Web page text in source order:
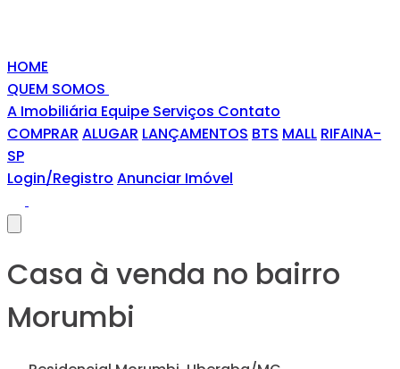
HOME
QUEM SOMOS
A Imobiliária Equipe Serviços Contato
COMPRAR ALUGAR LANÇAMENTOS BTS MALL RIFAINA-
SP
Login/Registro Anunciar Imóvel
Casa à venda no bairro
Morumbi